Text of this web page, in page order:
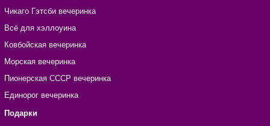
Чикаго Гэтсби вечеринка
Всё для хэллоуина
Ковбойская вечеринка
Морская вечеринка
Пионерская СССР вечеринка
Единорог вечеринка
Подарки